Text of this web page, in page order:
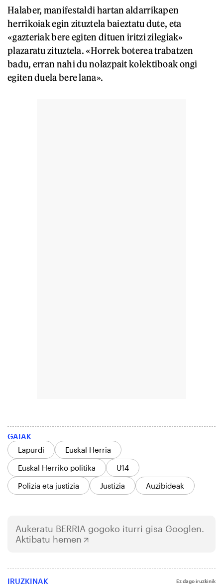
Halaber, manifestaldi hartan aldarrikapen
herrikoiak egin zituztela baieztatu dute, eta
«gazteriak bere egiten dituen iritzi zilegiak»
plazaratu zituztela. «Horrek boterea trabatzen
badu, erran nahi du nolazpait kolektiboak ongi
egiten duela bere lana».
GAIAK
Lapurdi
Euskal Herria
Euskal Herriko politika
U14
Polizia eta justizia
Justizia Auzibideak
Aukeratu BERRIA gogoko iturri gisa Googlen.
Aktibatu hemen
IRUZKINAK Ez dago iruzkinik